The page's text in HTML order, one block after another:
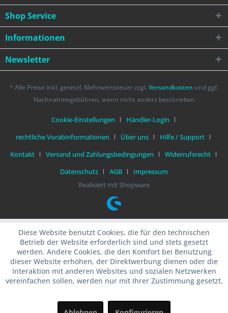
Shop Service
Informationen
Newsletter
* Alle Preise inkl. gesetzl. Mehrwertsteuer zzgl. Versandkosten und ggf.
Nachnahmegebühren, wenn nicht anders beschrieben
Cookie-Einstellungen
Händler-Login
rechtliche Vorabinformationen
Über uns
Hilfe / Support
Kontakt
Versand und Zahlungsbedingungen
Widerrufsrecht
Datenschutz
AGB
Impressum
Realisiert mit Shopware
Diese Website benutzt Cookies, die für den technischen
Betrieb der Website erforderlich sind und stets gesetzt
werden. Andere Cookies, die den Komfort bei Benutzung
dieser Website erhöhen, der Direktwerbung dienen oder die
Interaktion mit anderen Websites und sozialen Netzwerken
vereinfachen sollen, werden nur mit Ihrer Zustimmung gesetzt.